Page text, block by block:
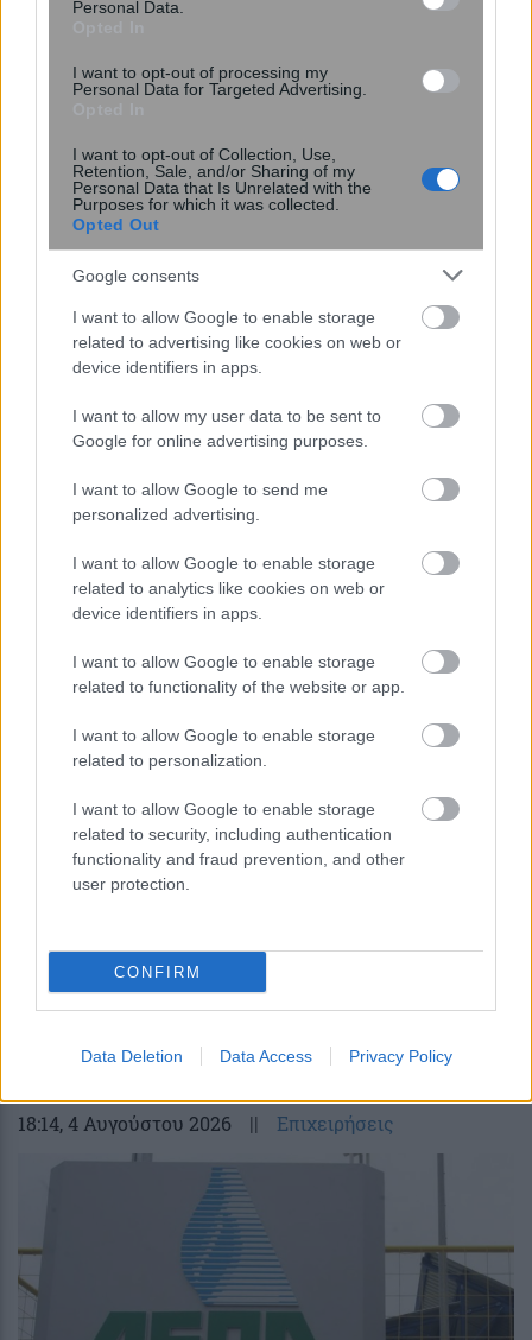
Personal Data.
I want to opt-out of processing my
Personal Data for Targeted Advertising.
I want to opt-out of Collection, Use,
Retention, Sale, and/or Sharing of my
Personal Data that Is Unrelated with the
Purposes for which it was collected.
Opted Out
Google consents
I want to allow Google to enable storage
related to advertising like cookies on web or
device identifiers in apps.
I want to allow my user data to be sent to
Google for online advertising purposes.
I want to allow Google to send me
personalized advertising.
I want to allow Google to enable storage
related to analytics like cookies on web or
device identifiers in apps.
I want to allow Google to enable storage
related to functionality of the website or app.
I want to allow Google to enable storage
related to personalization.
I want to allow Google to enable storage
related to security, including authentication
functionality and fraud prevention, and other
user protection.
CONFIRM
Data Deletion Data Access Privacy Policy
UNC6671: Η νέα απειλή που κλέβει
υποκλοπή εταιρικών συνεδριών
ελληνική μυθολογία; Μπορείτε να
απαντήσετε σωστά και στις 3
18:14, 4 Αυγούστου 2026 || Επιχειρήσεις